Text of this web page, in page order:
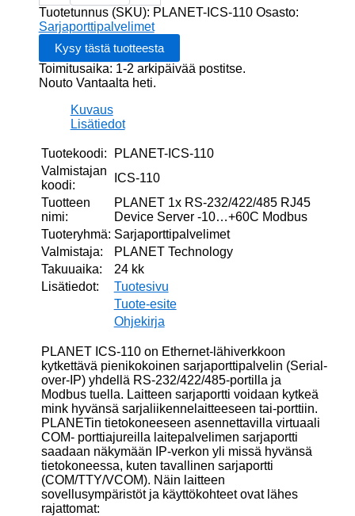
232/422/485
RJ45
Device
Server
-10...+60C
Modbus
Tuotetunnus (SKU): PLANET-ICS-110 Osasto:
Sarjaporttipalvelimet
Toimitusaika: 1-2 arkipäivää postitse.
Nouto Vantaalta heti.
Kuvaus
Lisätiedot
Tuotekoodi:
PLANET-ICS-110
Valmistajan
koodi:
ICS-110
Tuotteen
nimi:
PLANET 1x RS-232/422/485 RJ45
Device Server -10…+60C Modbus
Tuoteryhmä: Sarjaporttipalvelimet
Valmistaja:
PLANET Technology
Takuuaika:
24 kk
Lisätiedot:
Tuotesivu
Tuote-esite
Ohjekirja
PLANET ICS-110 on Ethernet-lähiverkkoon
kytkettävä pienikokoinen sarjaporttipalvelin (Serial-
over-IP) yhdellä RS-232/422/485-portilla ja
Modbus tuella. Laitteen sarjaportti voidaan kytkeä
mink hyvänsä sarjaliikennelaitteeseen tai-porttiin.
PLANETin tietokoneeseen asennettavilla virtuaali
COM- porttiajureilla laitepalvelimen sarjaportti
saadaan näkymään IP-verkon yli missä hyvänsä
tietokoneessa, kuten tavallinen sarjaportti
(COM/TTY/VCOM). Näin laitteen
sovellusympäristöt ja käyttökohteet ovat lähes
rajattomat: